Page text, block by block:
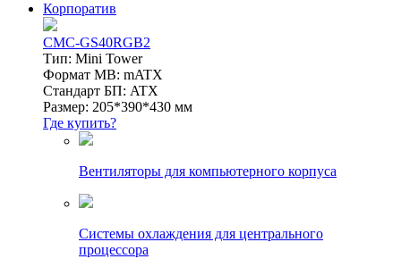
Корпоратив
CMC-GS40RGB2
Тип: Mini Tower
Формат MB: mATX
Стандарт БП: ATX
Размер: 205*390*430 мм
Где купить?
Вентиляторы для компьютерного корпуса
Системы охлаждения для центрального
процессора